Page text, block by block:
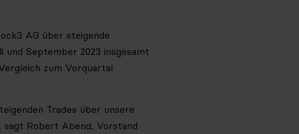
AG über steigende
und September 2023 insgesamt
zum Vorquartal
Trades über unsere
Robert Abend, Vorstand